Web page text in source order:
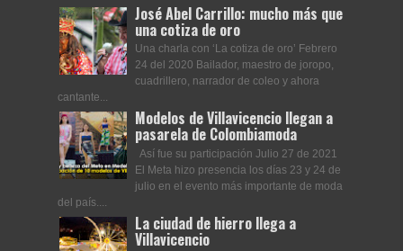
José Abel Carrillo: mucho más que
una cotiza de oro
Una charla con ‘La cotiza de oro’ Febrero
24 del 2020 Bailador, maestro de joropo,
cuadrillero, narrador de coleo y ahora
cantante...
Modelos de Villavicencio llegan a
pasarela de Colombiamoda
Así fue su participación Julio 27 de 2021
El Meta hizo presencia los días 23 y 24 de
julio en el evento más importante de moda
del país....
La ciudad de hierro llega a
Villavicencio